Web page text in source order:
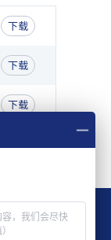
下载
下载
下载